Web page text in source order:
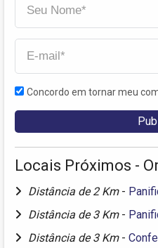
Concordo em tornar meu
Locais Próximos -
Distância de 2 Km -
Distância de 3 Km -
Distância de 3 Km -